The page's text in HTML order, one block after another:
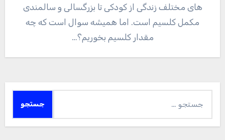
های مختلف زندگی از کودکی تا بزرگسالی و سالمندی
مکمل کلسیم است. اما همیشه سوال است که چه
مقدار کلسیم بخوریم؟…
برای: